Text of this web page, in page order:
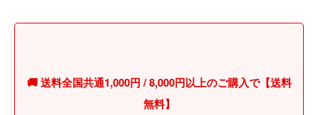
🚚 送料全国共通1,000円 / 8,000円以上のご購入で【送料
無料】